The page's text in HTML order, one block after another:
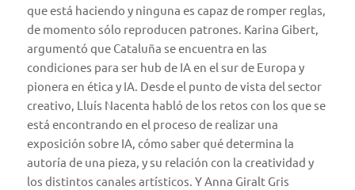
que está haciendo y ninguna es capaz de romper reglas,
de momento sólo reproducen patrones. Karina Gibert,
argumentó que Cataluña se encuentra en las
condiciones para ser hub de IA en el sur de Europa y
pionera en ética y IA. Desde el punto de vista del sector
creativo, Lluís Nacenta habló de los retos con los que se
está encontrando en el proceso de realizar una
exposición sobre IA, cómo saber qué determina la
autoría de una pieza, y su relación con la creatividad y
los distintos canales artísticos. Y Anna Giralt Gris